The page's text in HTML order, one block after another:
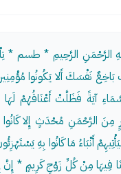
الرَّحْمَنِ الرَّحِيمِ * طسم *
بَاخِعٌ نَفْسَكَ أَلا يَكُونُوا
آيَةً فَظَلَّتْ أَعْنَاقُهُمْ
مِنَ الرَّحْمَنِ مُحْدَثٍ إِلا
أَنْبَاءُ مَا كَانُوا بِهِ
فِيهَا مِنْ كُلِّ زَوْجٍ كَرِيمٍ * إِنَّ